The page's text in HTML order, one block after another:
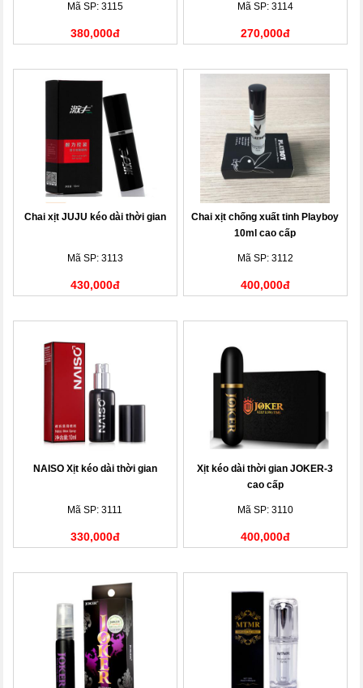
Mã SP: 3115
380,000đ
Mã SP: 3114
270,000đ
Chai xịt JUJU kéo dài thời gian
Mã SP: 3113
430,000đ
Chai xịt chống xuất tinh Playboy
10ml cao cấp
Mã SP: 3112
400,000đ
NAISO Xịt kéo dài thời gian
Mã SP: 3111
330,000đ
Xịt kéo dài thời gian JOKER-3
cao cấp
Mã SP: 3110
400,000đ